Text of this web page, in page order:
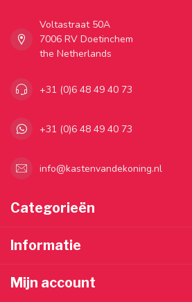
Voltastraat 50A
7006 RV Doetinchem
the Netherlands
+31 (0)6 48 49 40 73
+31 (0)6 48 49 40 73
info@kastenvandekoning.nl
Categorieën
Informatie
Mijn account